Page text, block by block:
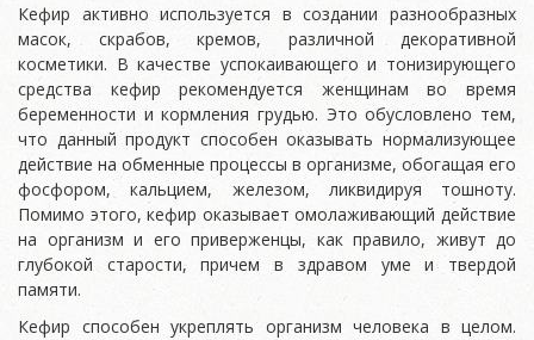
Кефир активно используется в создании разнообразных
масок, скрабов, кремов, различной декоративной
косметики. В качестве успокаивающего и тонизирующего
средства кефир рекомендуется женщинам во время
беременности и кормления грудью. Это обусловлено тем,
что данный продукт способен оказывать нормализующее
действие на обменные процессы в организме, обогащая его
фосфором, кальцием, железом, ликвидируя тошноту.
Помимо этого, кефир оказывает омолаживающий действие
на организм и его приверженцы, как правило, живут до
глубокой старости, причем в здравом уме и твердой
памяти.
Кефир способен укреплять организм человека в целом.